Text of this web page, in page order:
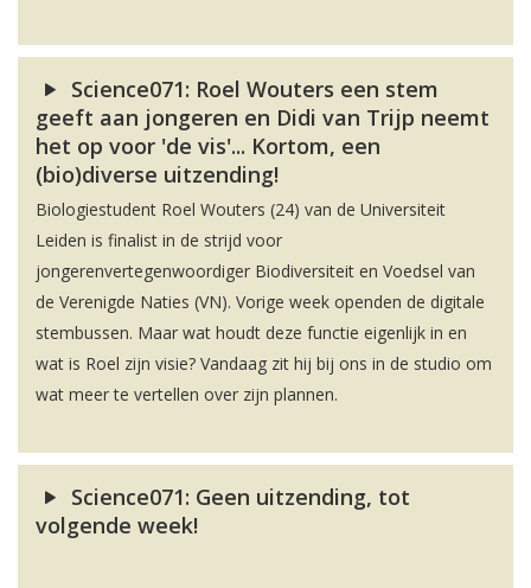
Science071: Roel Wouters een stem
geeft aan jongeren en Didi van Trijp neemt
het op voor 'de vis'... Kortom, een
(bio)diverse uitzending!
Biologiestudent Roel Wouters (24) van de Universiteit
Leiden is finalist in de strijd voor
jongerenvertegenwoordiger Biodiversiteit en Voedsel van
de Verenigde Naties (VN). Vorige week openden de digitale
stembussen. Maar wat houdt deze functie eigenlijk in en
wat is Roel zijn visie? Vandaag zit hij bij ons in de studio om
wat meer te vertellen over zijn plannen.
Science071: Geen uitzending, tot
volgende week!